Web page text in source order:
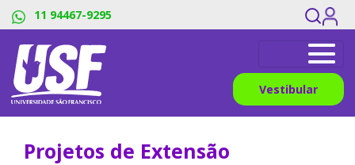
11 94467-9295
Vestibular
Projetos de Extensão